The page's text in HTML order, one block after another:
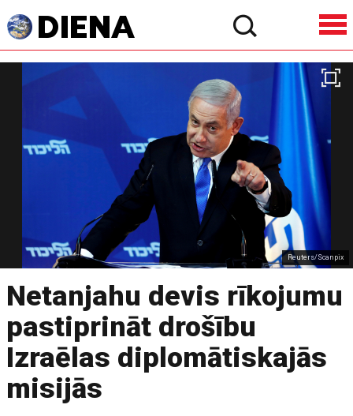
Reuters/Scanpix
Netanjahu devis rīkojumu
pastiprināt drošību
Izraēlas diplomātiskajās
misijās